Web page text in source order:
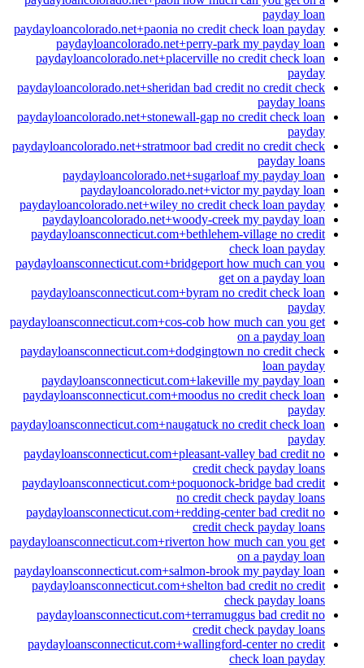
payday loan
paydayloancolorado.net+paonia no credit check loan payday
paydayloancolorado.net+perry-park my payday loan
paydayloancolorado.net+placerville no credit check loan
payday
paydayloancolorado.net+sheridan bad credit no credit check
payday loans
paydayloancolorado.net+stonewall-gap no credit check loan
payday
paydayloancolorado.net+stratmoor bad credit no credit check
payday loans
paydayloancolorado.net+sugarloaf my payday loan
paydayloancolorado.net+victor my payday loan
paydayloancolorado.net+wiley no credit check loan payday
paydayloancolorado.net+woody-creek my payday loan
paydayloansconnecticut.com+bethlehem-village no credit
check loan payday
paydayloansconnecticut.com+bridgeport how much can you
get on a payday loan
paydayloansconnecticut.com+byram no credit check loan
payday
paydayloansconnecticut.com+cos-cob how much can you get
on a payday loan
paydayloansconnecticut.com+dodgingtown no credit check
loan payday
paydayloansconnecticut.com+lakeville my payday loan
paydayloansconnecticut.com+moodus no credit check loan
payday
paydayloansconnecticut.com+naugatuck no credit check loan
payday
paydayloansconnecticut.com+pleasant-valley bad credit no
credit check payday loans
paydayloansconnecticut.com+poquonock-bridge bad credit
no credit check payday loans
paydayloansconnecticut.com+redding-center bad credit no
credit check payday loans
paydayloansconnecticut.com+riverton how much can you get
on a payday loan
paydayloansconnecticut.com+salmon-brook my payday loan
paydayloansconnecticut.com+shelton bad credit no credit
check payday loans
paydayloansconnecticut.com+terramuggus bad credit no
credit check payday loans
paydayloansconnecticut.com+wallingford-center no credit
check loan payday